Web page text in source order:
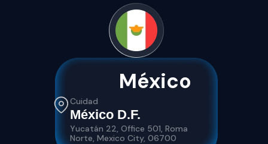
México
Cuidad
México D.F.
Yucatán 22, Office 501, Roma
Norte, Mexico City, 06700